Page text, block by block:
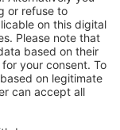
utilizatorii
cabane,